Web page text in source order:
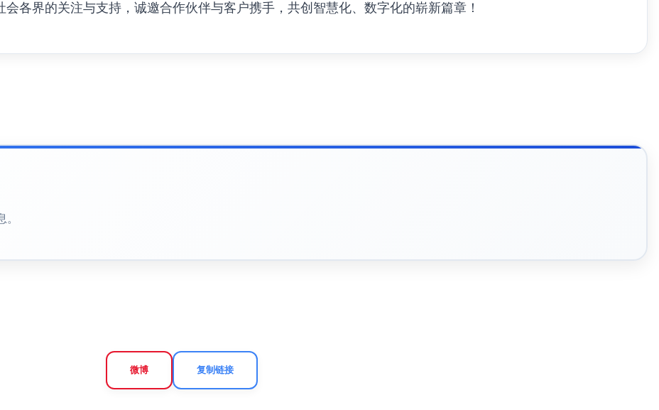
各界的关注与支持，诚邀合作伙伴与客户携手，共创智慧化、数字化的崭新篇章！
微博 复制链接